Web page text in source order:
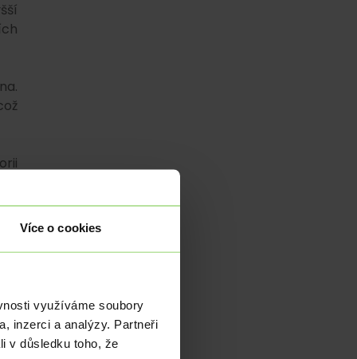
Více o cookies
využíváme soubory
inzerci a analýzy. Partneři
v důsledku toho, že